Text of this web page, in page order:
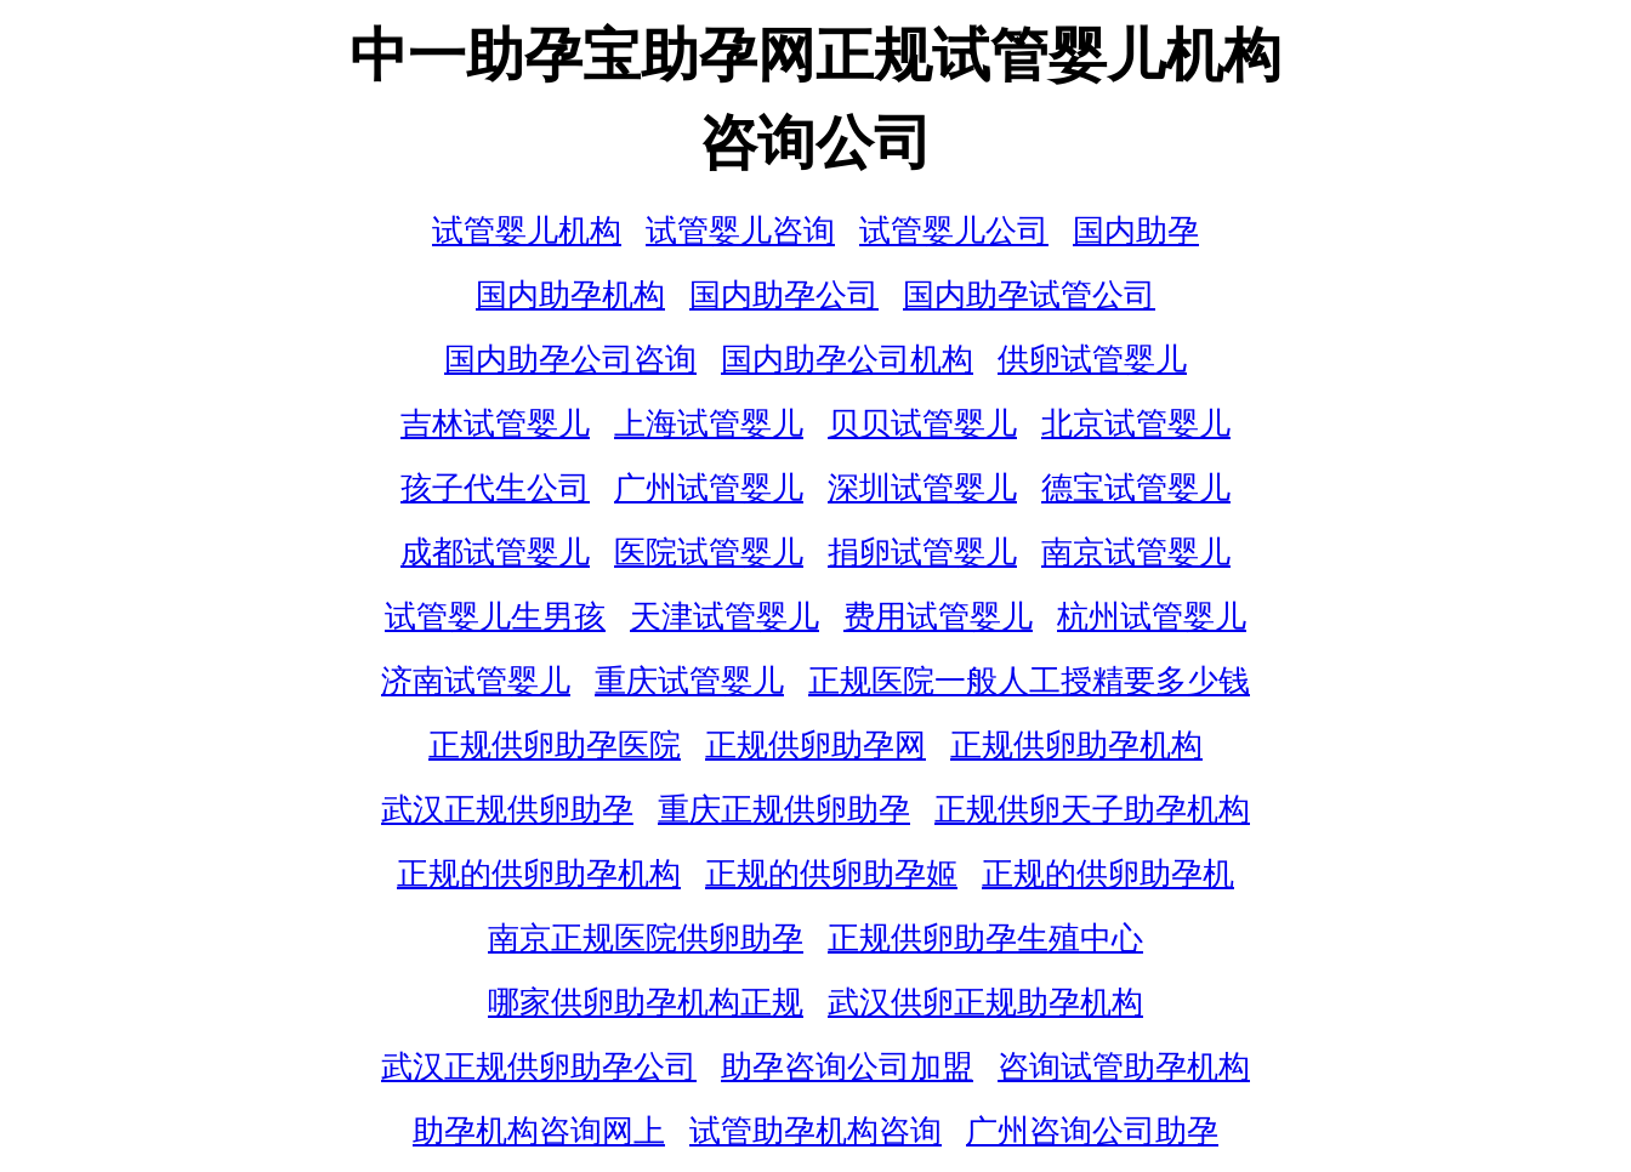
中一助孕宝助孕网正规试管婴儿机构
咨询公司
试管婴儿机构 试管婴儿咨询 试管婴儿公司
国内助孕
国内助孕机构
国内助孕公司
国内助孕试管公司
国内助孕公司咨询
国内助孕公司机构
供卵试管婴儿
吉林试管婴儿
上海试管婴儿 贝贝试管婴儿
北京试管婴儿
孩子代生公司
广州试管婴儿 深圳试管婴儿
德宝试管婴儿
成都试管婴儿
医院试管婴儿 捐卵试管婴儿
南京试管婴儿
试管婴儿生男孩
天津试管婴儿 费用试管婴儿
杭州试管婴儿
济南试管婴儿
重庆试管婴儿
正规医院一般人工授精要多少钱
正规供卵助孕医院
正规供卵助孕网
正规供卵助孕机构
武汉正规供卵助孕
重庆正规供卵助孕
正规供卵天子助孕机构
正规的供卵助孕机构
正规的供卵助孕姬
正规的供卵助孕机
南京正规医院供卵助孕
正规供卵助孕生殖中心
哪家供卵助孕机构正规
武汉供卵正规助孕机构
武汉正规供卵助孕公司
助孕咨询公司加盟
咨询试管助孕机构
助孕机构咨询网上
试管助孕机构咨询
广州咨询公司助孕